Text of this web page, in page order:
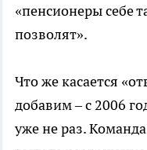
«пенсионеры себе
позволят».
Что же касается
добавим – с 2006
уже не раз.